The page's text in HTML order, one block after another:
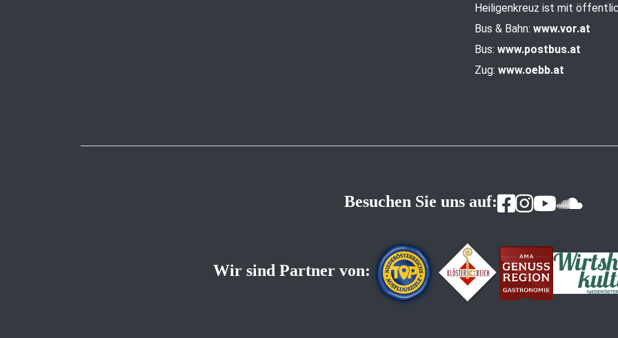
Heiligenkreuz ist mit
Bus & Bahn: www.vor.at
Bus: www.postbus.at
Zug: www.oebb.at
Besuchen Sie uns auf:
Wir sind Partner von: